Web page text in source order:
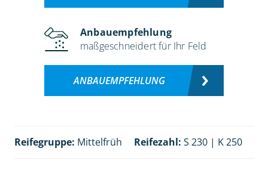
Anbauempfehlung
maßgeschneidert für Ihr Feld
ANBAUEMPFEHLUNG
Reifegruppe: Mittelfrüh Reifezahl: S 230 | K 250